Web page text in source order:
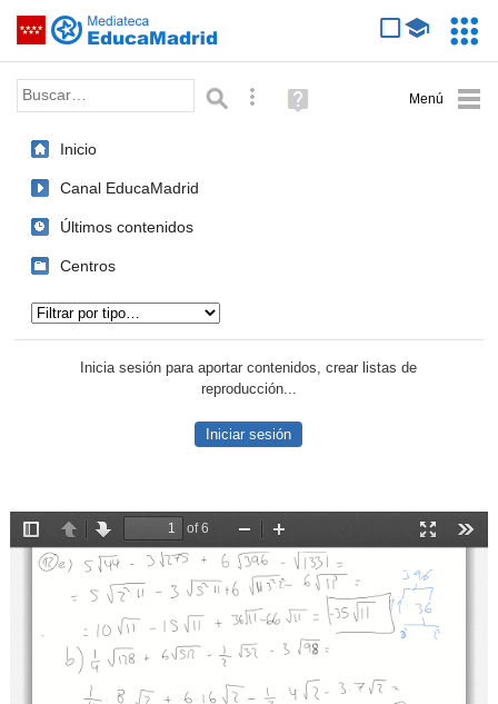
Saltar navegación
Palabra o frase: Búsqueda avanzada
Ayuda
(en
Inicio
Canal EducaMadrid
Últimos contenidos
Centros
Inicia sesión para aportar contenidos, crear listas de
reproducción...
Iniciar sesión